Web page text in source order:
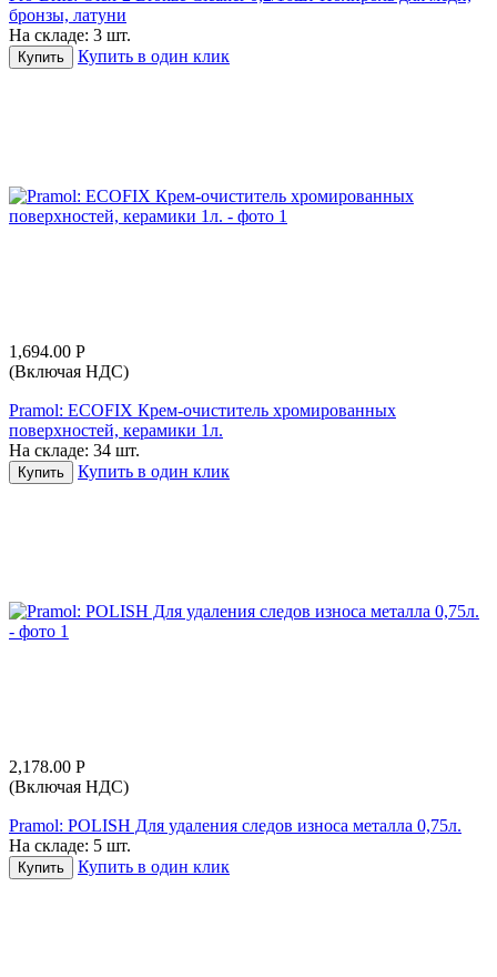
бронзы, латуни
На складе: 3 шт.
Купить Купить в один клик
1,694.00 Р
(Включая НДС)
Pramol: ECOFIX Крем-очиститель хромированных
поверхностей, керамики 1л.
На складе: 34 шт.
Купить Купить в один клик
2,178.00 Р
(Включая НДС)
Pramol: POLISH Для удаления следов износа металла 0,75л.
На складе: 5 шт.
Купить Купить в один клик